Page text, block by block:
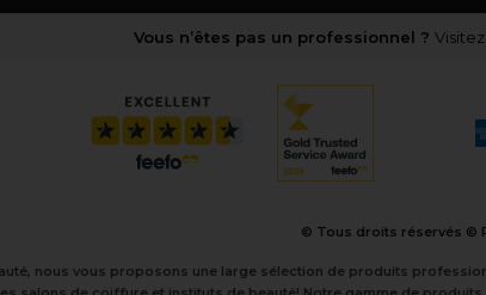
Vous n’êtes pas un professionnel ?
© Tous droits réservés ©
nous vous proposons une large sélection de produits